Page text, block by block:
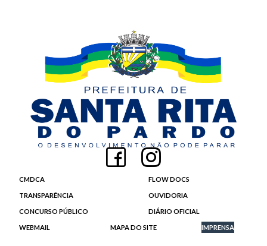
CMDCA FLOW DOCS
TRANSPARÊNCIA OUVIDORIA
CONCURSO PÚBLICO DIÁRIO OFICIAL
WEBMAIL MAPA DO SITE IMPRENSA